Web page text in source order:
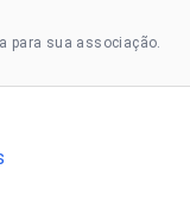
para sua associação.